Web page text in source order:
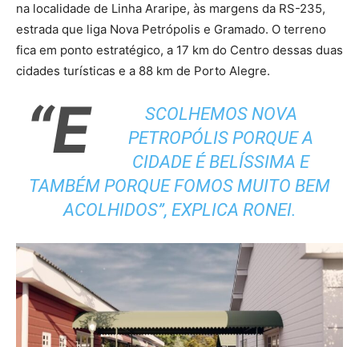
na localidade de Linha Araripe, às margens da RS-235,
estrada que liga Nova Petrópolis e Gramado. O terreno
fica em ponto estratégico, a 17 km do Centro dessas duas
cidades turísticas e a 88 km de Porto Alegre.
“E
SCOLHEMOS NOVA
PETROPÓLIS PORQUE A
CIDADE É BELÍSSIMA E
TAMBÉM PORQUE FOMOS MUITO BEM
ACOLHIDOS”, EXPLICA RONEI.